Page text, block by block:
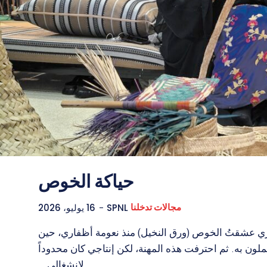
Enter the depths of the SPNL
THE WORLD LEADER IN HIMA REVIVAL
Enter the depths of the SPNL
THE WORLD LEADER IN HIMA REVIVAL
حياكة الخوص
مجالات تدخلنا SPNL
- 16 يوليو، 2026
أم حميد المنصوري عشقتُ الخوص (ورق النخيل) منذ نعومة أظفاري، حين
به. ثم احترفت هذه المهنة، لكن إنتاجي كان محدوداً
لانشغالي...